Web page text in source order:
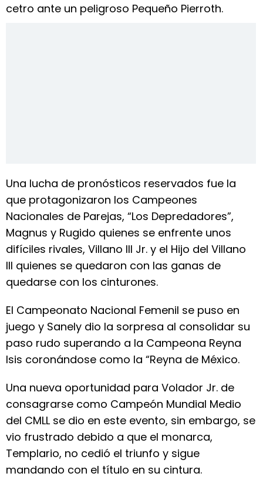
cetro ante un peligroso Pequeño Pierroth.
Una lucha de pronósticos reservados fue la
que protagonizaron los Campeones
Nacionales de Parejas, “Los Depredadores”,
Magnus y Rugido quienes se enfrente unos
difíciles rivales, Villano III Jr. y el Hijo del Villano
III quienes se quedaron con las ganas de
quedarse con los cinturones.
El Campeonato Nacional Femenil se puso en
juego y Sanely dio la sorpresa al consolidar su
paso rudo superando a la Campeona Reyna
Isis coronándose como la “Reyna de México.
Una nueva oportunidad para Volador Jr. de
consagrarse como Campeón Mundial Medio
del CMLL se dio en este evento, sin embargo, se
vio frustrado debido a que el monarca,
Templario, no cedió el triunfo y sigue
mandando con el título en su cintura.